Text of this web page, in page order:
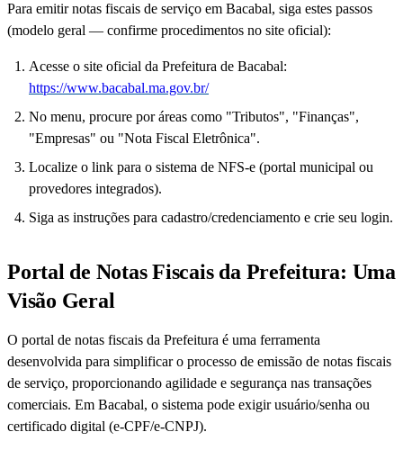
Para emitir notas fiscais de serviço em Bacabal, siga estes passos
(modelo geral — confirme procedimentos no site oficial):
Acesse o site oficial da Prefeitura de Bacabal:
https://www.bacabal.ma.gov.br/
No menu, procure por áreas como "Tributos", "Finanças",
"Empresas" ou "Nota Fiscal Eletrônica".
Localize o link para o sistema de NFS-e (portal municipal ou
provedores integrados).
Siga as instruções para cadastro/credenciamento e crie seu login.
Portal de Notas Fiscais da Prefeitura: Uma
Visão Geral
O portal de notas fiscais da Prefeitura é uma ferramenta
desenvolvida para simplificar o processo de emissão de notas fiscais
de serviço, proporcionando agilidade e segurança nas transações
comerciais. Em Bacabal, o sistema pode exigir usuário/senha ou
certificado digital (e-CPF/e-CNPJ).